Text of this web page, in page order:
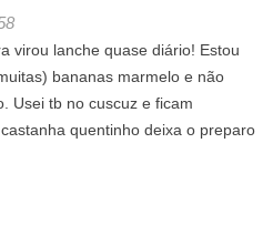
virou lanche quase diário! Estou
bananas marmelo e não
Usei tb no cuscuz e ficam
quentinho deixa o preparo